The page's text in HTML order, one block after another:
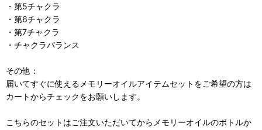
・第5チャクラ
・第6チャクラ
・第7チャクラ
・チャクラバランス
その他：
届いてすぐに使えるメモリーオイルアイテムセットをご希望の方は
カートからチェックをお願いします。
こちらのセットはご注文いただいてからメモリーオイルのボトルか